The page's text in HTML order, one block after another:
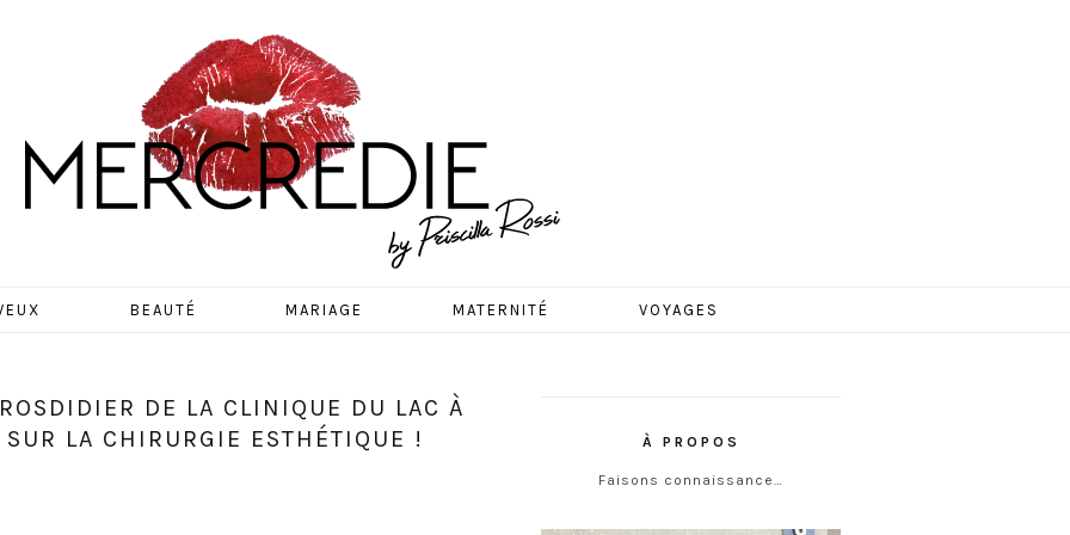
BEAUTÉ MARIAGE MATERNITÉ VOYAGES
DE LA CLINIQUE DU LAC À
LA CHIRURGIE ESTHÉTIQUE !
À PROPOS
Faisons connaissance…